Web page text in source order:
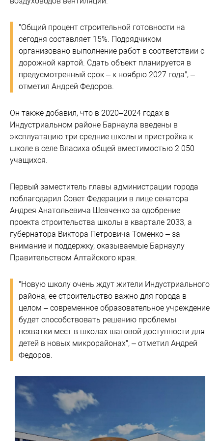
"Общий процент строительной готовности на
сегодня составляет 15%. Подрядчиком
организовано выполнение работ в соответствии с
дорожной картой. Сдать объект планируется в
предусмотренный срок – к ноябрю 2027 года", –
отметил Андрей Федоров.
Он также добавил, что в 2020–2024 годах в
Индустриальном районе Барнаула введены в
эксплуатацию три средние школы и пристройка к
школе в селе Власиха общей вместимостью 2 050
учащихся.
Первый заместитель главы администрации города
поблагодарил Совет Федерации в лице сенатора
Андрея Анатольевича Шевченко за одобрение
проекта строительства школы в квартале 2033, а
губернатора Виктора Петровича Томенко – за
внимание и поддержку, оказываемые Барнаулу
Правительством Алтайского края.
"Новую школу очень ждут жители Индустриального
района, ее строительство важно для города в
целом – современное образовательное учреждение
будет способствовать решению проблемы
нехватки мест в школах шаговой доступности для
детей в новых микрорайонах", – отметил Андрей
Федоров.